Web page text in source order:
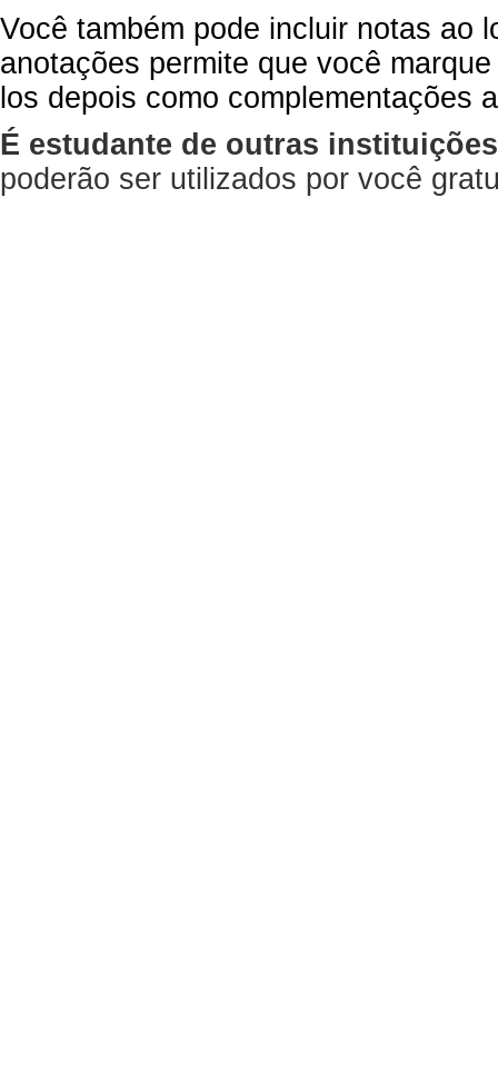
Você também pode incluir notas ao
anotações permite que você
los depois como complementações
É estudante de outras
poderão ser utilizados por você